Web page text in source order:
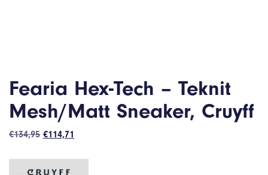
Fearia Hex-Tech – Teknit
Mesh/Matt Sneaker, Cruyff
€134,95 Oorspronkelijke
was:
€134,95.
€114,71
is: